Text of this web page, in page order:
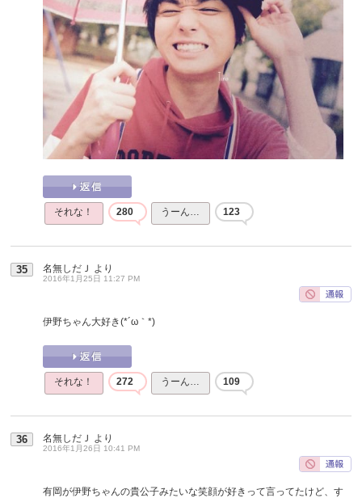
それな！ 280 うーん… 123
35 名無しだＪ より
2016年1月25日 11:27 PM
伊野ちゃん大好き(*´ω｀*)
それな！ 272 うーん… 109
36 名無しだＪ より
2016年1月26日 10:41 PM
有岡が伊野ちゃんの貴公子みたいな笑顔が好きって言ってたけど、す